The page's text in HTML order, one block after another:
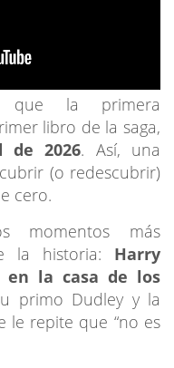
que la primera
libro de la saga,
de 2026. Así, una
(o redescubrir)
cero.
momentos más
la historia: Harry
en la casa de los
primo Dudley y la
le repite que “no es